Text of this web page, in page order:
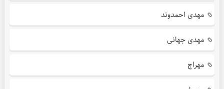
مهدی احمدوند
مهدی جهانی
مهراج